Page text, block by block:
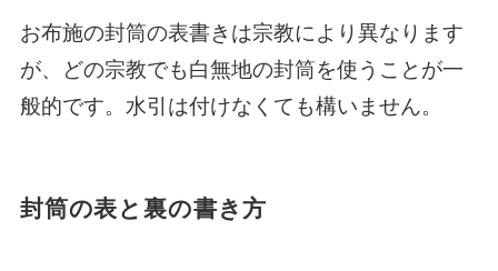
お布施の封筒の表書きは宗教により異なります
が、どの宗教でも白無地の封筒を使うことが一
般的です。水引は付けなくても構いません。
封筒の表と裏の書き方